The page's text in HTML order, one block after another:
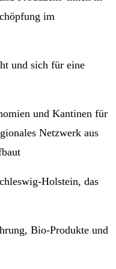
im
und sich für eine
und Kantinen für
Netzwerk aus
Holstein, das
Bio-Produkte und